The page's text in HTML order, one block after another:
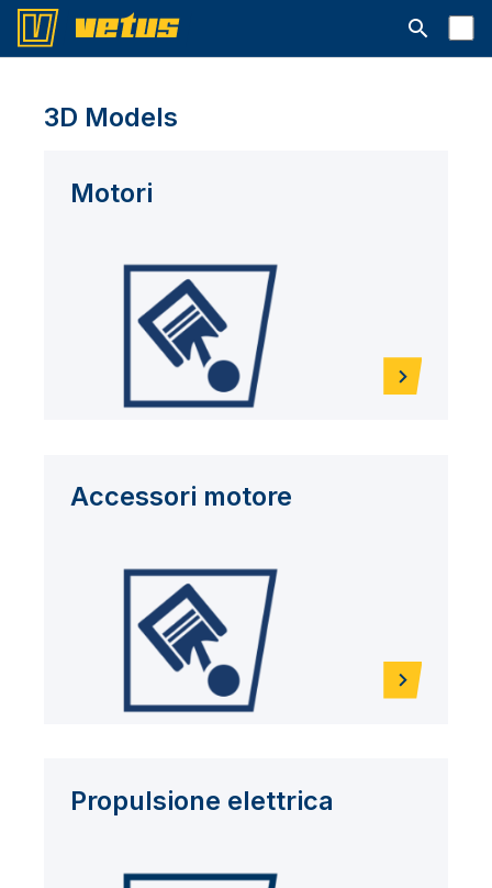
Aprire la
3D Models
Motori
Accessori motore
Propulsione elettrica